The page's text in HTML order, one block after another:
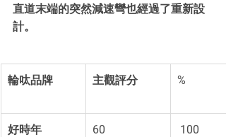
直道末端的突然減速彎也經過了重新設
計。
輪呔品牌 主觀評分 %
好時年 60 100